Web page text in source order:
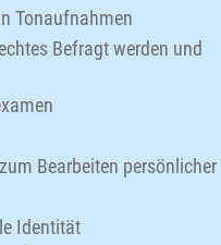
Tonaufnahmen
Befragt werden und
Bearbeiten persönlicher
Identität